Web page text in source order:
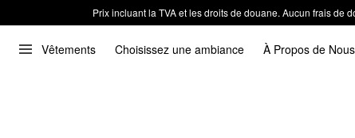
Prix incluant la TVA et les droits de douane. Aucun frais de
Vêtements Choisissez une ambiance À Propos de Nous